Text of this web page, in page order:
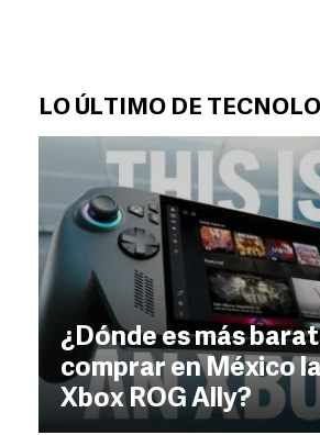
LO ÚLTIMO DE
¿Dónde es más
comprar en México
Xbox ROG Ally?